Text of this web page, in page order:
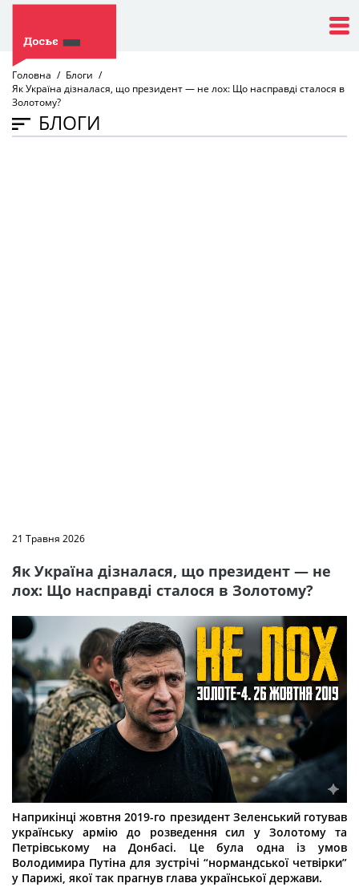
Головна
Блоги
Як Україна дізналася, що президент — не лох: Що насправді сталося в
Золотому?
БЛОГИ
21 Травня 2026
Як Україна дізналася, що президент — не
лох: Що насправді сталося в Золотому?
Наприкінці жовтня 2019-го президент Зеленський готував
українську армію до розведення сил у Золотому та
Петрівському на Донбасі. Це була одна із умов
Володимира Путіна для зустрічі “нормандської четвірки”
у Парижі, якої так прагнув глава української держави.